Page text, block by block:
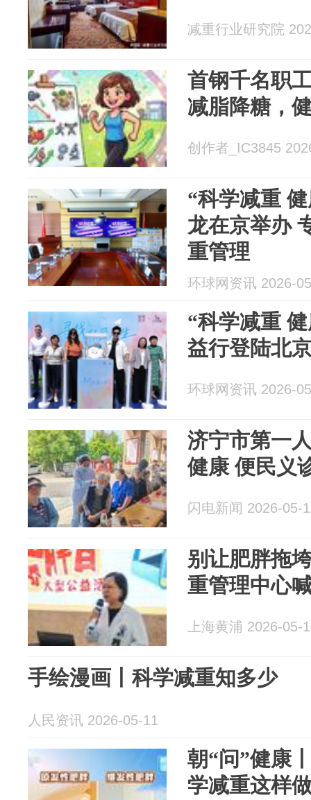
减重行业研究院
首钢千名职
减脂降糖，
创作者_IC3845
“科学减重
龙在京举办
重管理
环球网资讯 2026-
“科学减重
益行登陆北
环球网资讯 2026-
济宁市第一
健康 便民义
闪电新闻 2026-05-
别让肥胖拖
重管理中心
上海黄浦 2026-05-
手绘漫画丨科学减重知多少
人民资讯 2026-05-11
朝“问”健康
学减重这样